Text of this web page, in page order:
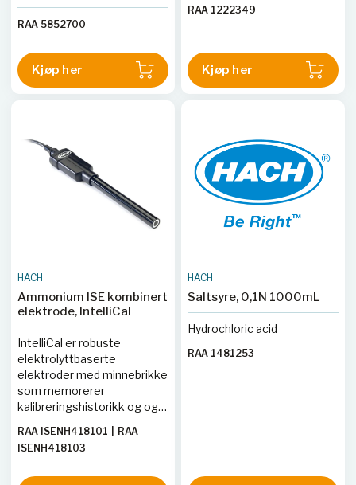
RAA 5852700
Kjøp her
RAA 1222349
Kjøp her
HACH
Ammonium ISE kombinert
elektrode, IntelliCal
IntelliCal er robuste
elektrolyttbaserte
elektroder med minnebrikke
som memorerer
kalibreringshistorikk og og
automatisk.
RAA ISENH418101
RAA
ISENH418103
HACH
Saltsyre, 0,1N 1000mL
Hydrochloric acid
RAA 1481253